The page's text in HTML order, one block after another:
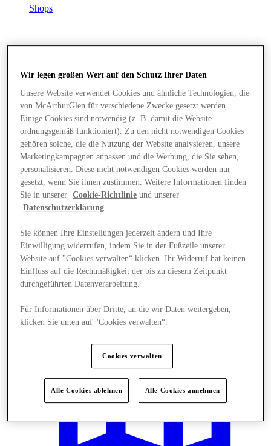
Shops
Angebote
Wir legen großen Wert auf den Schutz Ihrer Daten
Unsere Website verwendet Cookies und ähnliche Technologien, die
von McArthurGlen für verschiedene Zwecke gesetzt werden.
Einige Cookies sind notwendig (z. B. damit die Website
ordnungsgemäß funktioniert). Zu den nicht notwendigen Cookies
gehören solche, die die Nutzung der Website analysieren, unsere
Marketingkampagnen anpassen und die Werbung, die Sie sehen,
personalisieren. Diese nicht notwendigen Cookies werden nur
gesetzt, wenn Sie ihnen zustimmen. Weitere Informationen finden
Sie in unserer
Cookie-Richtlinie und unserer
Datenschutzerklärung.
Sie können Ihre Einstellungen jederzeit ändern und Ihre
Einwilligung widerrufen, indem Sie in der Fußzeile unserer
Website auf "Cookies verwalten“ klicken. Ihr Widerruf hat keinen
Einfluss auf die Rechtmäßigkeit der bis zu diesem Zeitpunkt
durchgeführten Datenverarbeitung.
Für Informationen über Dritte, an die wir Daten weitergeben,
klicken Sie unten auf "Cookies verwalten“.
Cookies verwalten
Alle Cookies ablehnen Alle Cookies annehmen